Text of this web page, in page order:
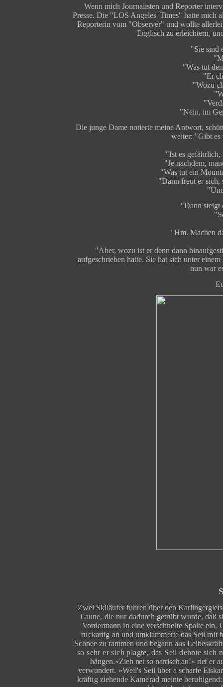
Wenn mich Journalisten und Reporter
Presse. Die "LOS Angeles' Times" hatte mich
Reporterin vom "Observer" und wollte
Englisch zu erleichtern,
"Sie sind
"Was tut
"Er
"Wozu
"Nein, im
Die junge Dame notierte meine Antwort,
weiter: "Gibt es
"Ist es
"Je nachdem,
"Was tut ein
"Dann freut er sich,
"Dann steigt
"Hm. Machen
"Aber, wozu ist er denn dann
aufgeschrieben hatte. Sie hat sich unter
nun war
Zwei Skiläufer fuhren über den
Laune, die nur dadurch ge­trübt wurde, daß
Vordermann in eine verschneite Spalte ein.
ruckartig an und umklammerte das Seil mit
Schnee zu rammen und begann aus
so sehr er sich plagte, das Seil dehnte sich
hängen.»Zieh net so narrisch an!« rief er
verwundert. »Weil's Seil über a scharfe
kräftig ziehende Kamerad meinte